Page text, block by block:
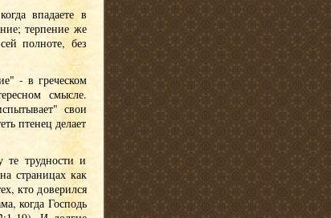
впадаете в
терпение же
полноте, без
- в греческом
смысле.
свои
птенец делает
трудности и
страницах как
кто доверился
когда Господь